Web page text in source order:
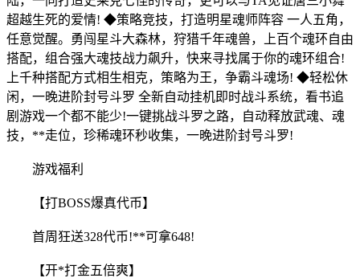
超越生死的爱情! ◆策略竞技，打造明星魂师阵容 一人五角，
任意觉醒。勇闯星斗大森林，狩猎千年魂兽，上百个魂环自由
搭配，组合强大魂技战力飙升，快来寻找属于你的魂环组合!
上千种搭配方式相生相克，策略为王，争霸斗魂场! ◆轻松休
闲，一晚进阶封号斗罗 全新自动挂机即时战斗系统，看书追
剧游戏一个都不能少!一键挑战斗罗之路，自动释放武魂、魂
技，**走位，珍稀魂环秒收集，一晚进阶封号斗罗!
游戏福利
【打BOSS爆真代币】
首周狂送328代币!**可拿648!
【开*打金五倍爽】